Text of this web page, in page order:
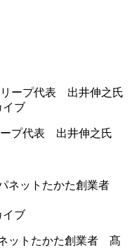
イブ
ープ代表 出井伸之氏
イブ
ットたかた創業者 髙